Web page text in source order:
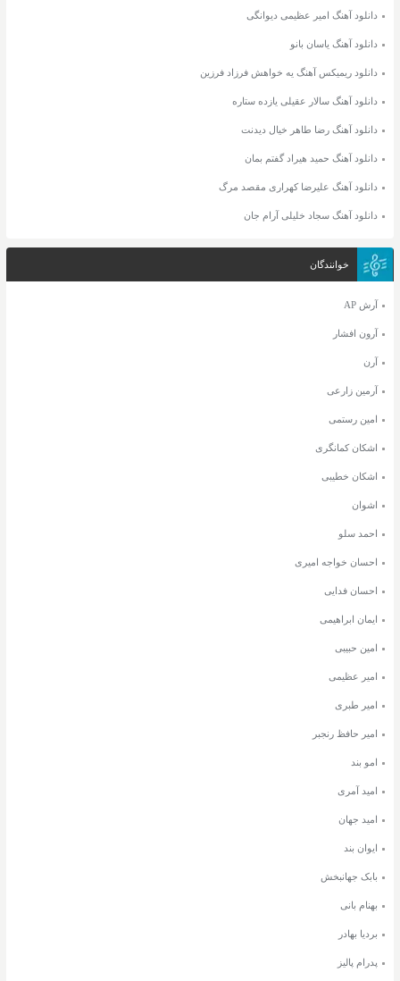
دانلود آهنگ امیر عظیمی دیوانگی
دانلود آهنگ یاسان بانو
دانلود ریمیکس آهنگ یه خواهش فرزاد فرزین
دانلود آهنگ سالار عقیلی یازده ستاره
دانلود آهنگ رضا طاهر خیال دیدنت
دانلود آهنگ حمید هیراد گفتم بمان
دانلود آهنگ علیرضا کهراری مقصد مرگ
دانلود آهنگ سجاد خلیلی آرام جان
خوانندگان
آرش AP
آرون افشار
آرن
آرمین زارعی
امین رستمی
اشکان کمانگری
اشکان خطیبی
اشوان
احمد سلو
احسان خواجه امیری
احسان فدایی
ایمان ابراهیمی
امین حبیبی
امیر عظیمی
امیر طبری
امیر حافظ رنجبر
امو بند
امید آمری
امید جهان
ایوان بند
بابک جهانبخش
بهنام بانی
بردیا بهادر
پدرام پالیز